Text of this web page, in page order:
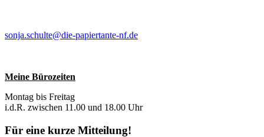
sonja.schulte@die-papiertante-nf.de
Meine Bürozeiten
Montag bis Freitag
i.d.R. zwischen 11.00 und 18.00 Uhr
Für eine kurze Mitteilung!